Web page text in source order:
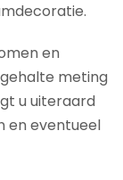
en
meting
u uiteraard
en eventueel